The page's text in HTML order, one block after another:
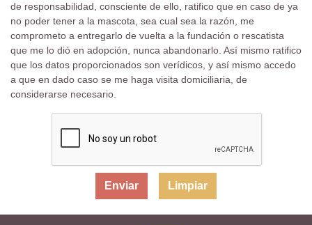
de responsabilidad, consciente de ello, ratifico que en caso de ya
no poder tener a la mascota, sea cual sea la razón, me
comprometo a entregarlo de vuelta a la fundación o rescatista
que me lo dió en adopción, nunca abandonarlo. Así mismo ratifico
que los datos proporcionados son verídicos, y así mismo accedo
a que en dado caso se me haga visita domiciliaria, de
considerarse necesario.
Limpiar